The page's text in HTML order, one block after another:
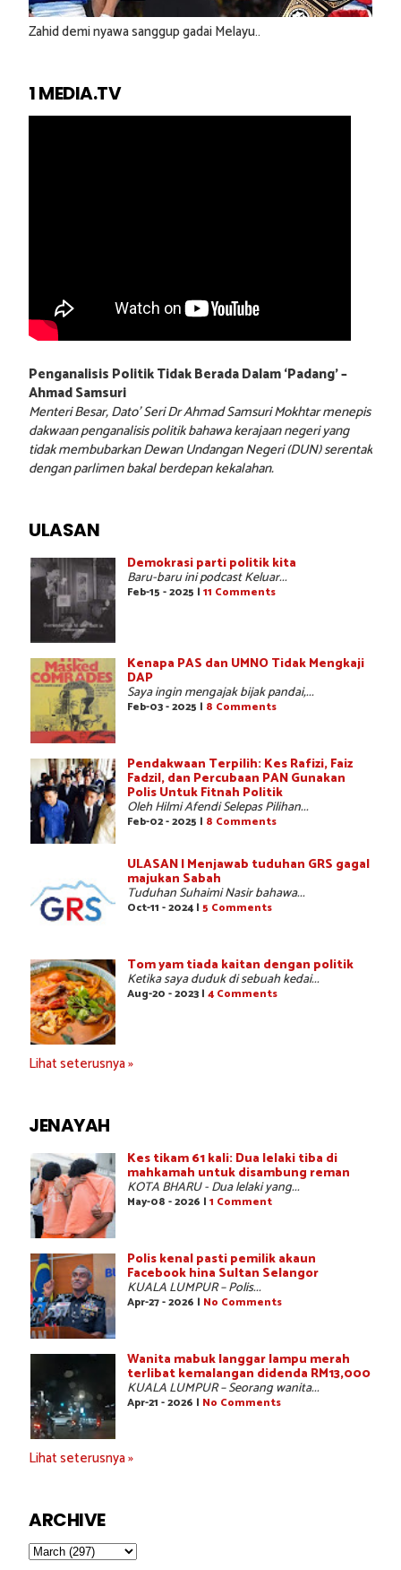
Zahid demi nyawa sanggup gadai Melayu..
1 MEDIA.TV
Penganalisis Politik Tidak Berada Dalam ‘Padang’ –
Ahmad Samsuri
Menteri Besar, Dato’ Seri Dr Ahmad Samsuri Mokhtar menepis
dakwaan penganalisis politik bahawa kerajaan negeri yang
tidak membubarkan Dewan Undangan Negeri (DUN) serentak
dengan parlimen bakal berdepan kekalahan.
ULASAN
Demokrasi parti politik kita
Baru-baru ini podcast Keluar...
Feb-15 - 2025 | 11 Comments
Kenapa PAS dan UMNO Tidak Mengkaji
DAP
Saya ingin mengajak bijak pandai,...
Feb-03 - 2025 | 8 Comments
Pendakwaan Terpilih: Kes Rafizi, Faiz
Fadzil, dan Percubaan PAN Gunakan
Polis Untuk Fitnah Politik
Oleh Hilmi Afendi Selepas Pilihan...
Feb-02 - 2025 | 8 Comments
ULASAN | Menjawab tuduhan GRS gagal
majukan Sabah
Tuduhan Suhaimi Nasir bahawa...
Oct-11 - 2024 | 5 Comments
Tom yam tiada kaitan dengan politik
Ketika saya duduk di sebuah kedai...
Aug-20 - 2023 | 4 Comments
Lihat seterusnya »
JENAYAH
Kes tikam 61 kali: Dua lelaki tiba di
mahkamah untuk disambung reman
KOTA BHARU - Dua lelaki yang...
May-08 - 2026 | 1 Comment
Polis kenal pasti pemilik akaun
Facebook hina Sultan Selangor
KUALA LUMPUR – Polis...
Apr-27 - 2026 | No Comments
Wanita mabuk langgar lampu merah
terlibat kemalangan didenda RM13,000
KUALA LUMPUR – Seorang wanita...
Apr-21 - 2026 | No Comments
Lihat seterusnya »
ARCHIVE